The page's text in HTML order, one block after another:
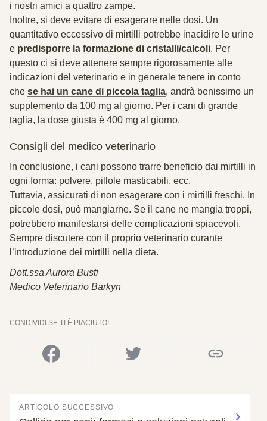
i nostri amici a quattro zampe.
Inoltre, si deve evitare di esagerare nelle dosi. Un
quantitativo eccessivo di mirtilli potrebbe inacidire le urine
e predisporre la formazione di cristalli/calcoli. Per
questo ci si deve attenere sempre rigorosamente alle
indicazioni del veterinario e in generale tenere in conto
che se hai un cane di piccola taglia, andrà benissimo un
supplemento da 100 mg al giorno. Per i cani di grande
taglia, la dose giusta è 400 mg al giorno.
Consigli del medico veterinario
In conclusione, i cani possono trarre beneficio dai mirtilli in
ogni forma: polvere, pillole masticabili, ecc.
Tuttavia, assicurati di non esagerare con i mirtilli freschi. In
piccole dosi, può mangiarne. Se il cane ne mangia troppi,
potrebbero manifestarsi delle complicazioni spiacevoli.
Sempre discutere con il proprio veterinario curante
l’introduzione dei mirtilli nella dieta.
Dott.ssa Aurora Busti
Medico Veterinario Barkyn
CONDIVIDI SE TI È PIACIUTO!
ARTICOLO SUCCESSIVO